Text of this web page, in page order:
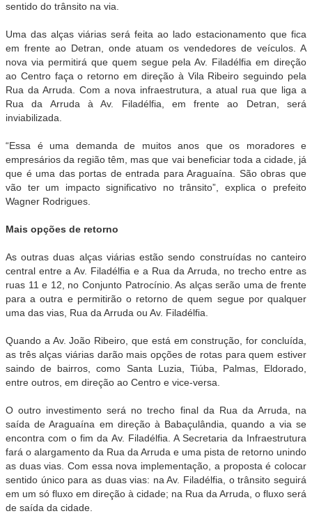
sentido do trânsito na via.
Uma das alças viárias será feita ao lado estacionamento que fica
em frente ao Detran, onde atuam os vendedores de veículos. A
nova via permitirá que quem segue pela Av. Filadélfia em direção
ao Centro faça o retorno em direção à Vila Ribeiro seguindo pela
Rua da Arruda. Com a nova infraestrutura, a atual rua que liga a
Rua da Arruda à Av. Filadélfia, em frente ao Detran, será
inviabilizada.
“Essa é uma demanda de muitos anos que os moradores e
empresários da região têm, mas que vai beneficiar toda a cidade, já
que é uma das portas de entrada para Araguaína. São obras que
vão ter um impacto significativo no trânsito”, explica o prefeito
Wagner Rodrigues.
Mais opções de retorno
As outras duas alças viárias estão sendo construídas no canteiro
central entre a Av. Filadélfia e a Rua da Arruda, no trecho entre as
ruas 11 e 12, no Conjunto Patrocínio. As alças serão uma de frente
para a outra e permitirão o retorno de quem segue por qualquer
uma das vias, Rua da Arruda ou Av. Filadélfia.
Quando a Av. João Ribeiro, que está em construção, for concluída,
as três alças viárias darão mais opções de rotas para quem estiver
saindo de bairros, como Santa Luzia, Tiúba, Palmas, Eldorado,
entre outros, em direção ao Centro e vice-versa.
O outro investimento será no trecho final da Rua da Arruda, na
saída de Araguaína em direção à Babaçulândia, quando a via se
encontra com o fim da Av. Filadélfia. A Secretaria da Infraestrutura
fará o alargamento da Rua da Arruda e uma pista de retorno unindo
as duas vias. Com essa nova implementação, a proposta é colocar
sentido único para as duas vias: na Av. Filadélfia, o trânsito seguirá
em um só fluxo em direção à cidade; na Rua da Arruda, o fluxo será
de saída da cidade.